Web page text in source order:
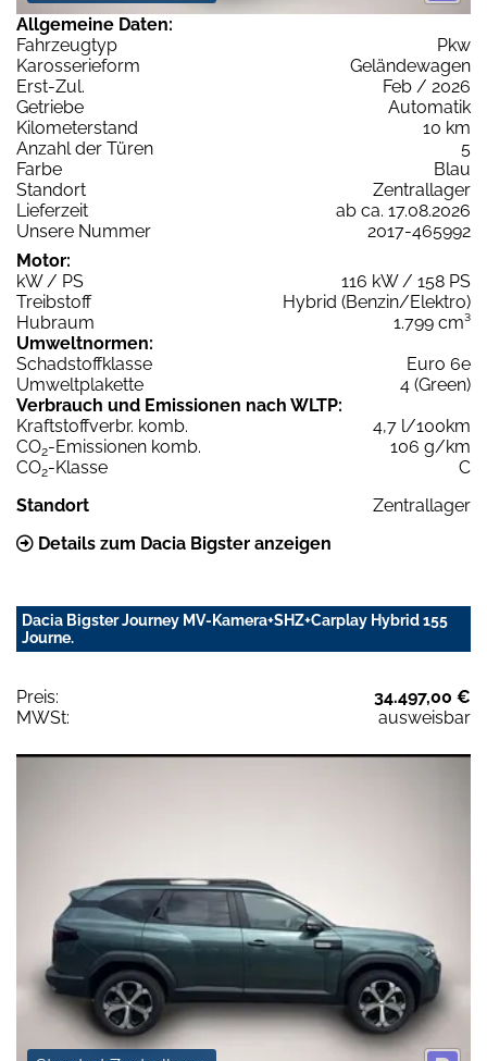
Allgemeine Daten:
Fahrzeugtyp
Pkw
Karosserieform
Geländewagen
Erst-Zul.
Feb / 2026
Getriebe
Automatik
Kilometerstand
10 km
Anzahl der Türen
5
Farbe
Blau
Standort
Zentrallager
Lieferzeit
ab ca. 17.08.2026
Unsere Nummer
2017-465992
Motor:
kW / PS
116 kW / 158 PS
Treibstoff
Hybrid (Benzin/Elektro)
Hubraum
1.799 cm³
Umweltnormen:
Schadstoffklasse
Euro 6e
Umweltplakette
4 (Green)
Verbrauch und Emissionen nach WLTP:
Kraftstoffverbr. komb.
4,7 l/100km
CO2-Emissionen komb.
106 g/km
CO2-Klasse
C
Standort
Zentrallager
Details zum Dacia Bigster anzeigen
Dacia Bigster Journey MV-Kamera+SHZ+Carplay Hybrid 155
Journe.
Preis:
34.497,00 €
MWSt:
ausweisbar